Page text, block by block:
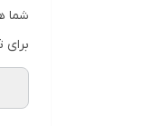
شما
برای